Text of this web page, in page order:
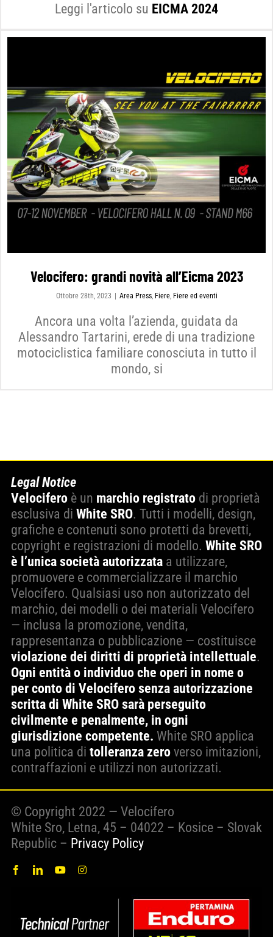
Leggi l'articolo su EICMA 2024
Velocifero: grandi novità all’Eicma 2023
Ottobre 28th, 2023 | Area Press, Fiere, Fiere ed eventi
Ancora una volta l’azienda, guidata da
Alessandro Tartarini, erede di una tradizione
motociclistica familiare conosciuta in tutto il
mondo, si
Legal Notice
Velocifero è un marchio registrato di proprietà
esclusiva di White SRO. Tutti i modelli, design,
grafiche e contenuti sono protetti da brevetti,
copyright e registrazioni di modello. White SRO
è l’unica società autorizzataa utilizzare,
promuovere e commercializzare il marchio
Velocifero. Qualsiasi uso non autorizzato del
marchio, dei modelli o dei materiali Velocifero
— inclusa la promozione, vendita,
rappresentanza o pubblicazione — costituisce
violazione dei diritti di proprietà intellettuale.
Ogni entità o individuo che operi in nome o
per conto di Velocifero senza autorizzazione
scritta di White SRO sarà perseguito
civilmente e penalmente, in ogni
giurisdizione competente. White SRO applica
una politica di tolleranza zero verso imitazioni,
contraffazioni e utilizzi non autorizzati.
© Copyright 2022 — Velocifero
White Sro, Letna, 45 – 04022 – Kosice – Slovak
Republic – Privacy Policy